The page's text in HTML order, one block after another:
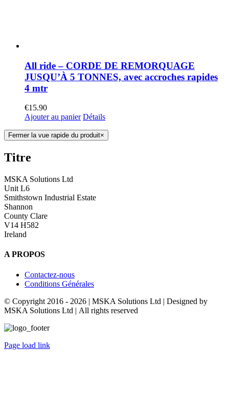
All ride – CORDE DE REMORQUAGE
JUSQU’À 5 TONNES, avec accroches rapides
4 mtr
€15.90
Ajouter au panier Détails
Fermer la vue rapide du produit×
Titre
MSKA Solutions Ltd
Unit L6
Smithstown Industrial Estate
Shannon
County Clare
V14 H582
Ireland
A PROPOS
Contactez-nous
Conditions Générales
© Copyright 2016 - 2026 | MSKA Solutions Ltd | Designed by
MSKA Solutions Ltd | All rights reserved
Page load link